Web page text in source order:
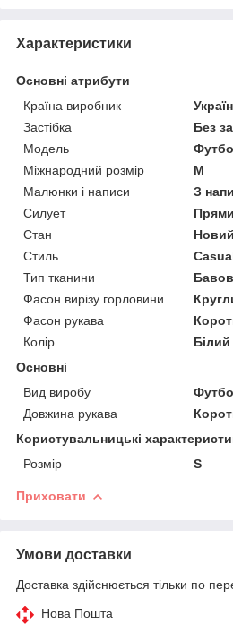
Характеристики
Основні атрибути
Країна виробник
Застібка
Без
Модель
Міжнародний розмір
M
Малюнки і написи
З
Силует
Стан
Новий
Стиль
Тип тканини
Фасон вирізу горловини
Фасон рукава
Колір
Білий
Основні
Вид виробу
Довжина рукава
Користувальницькі
Розмір
S
Приховати
Умови доставки
Доставка здійснюється тільки по
Нова Пошта